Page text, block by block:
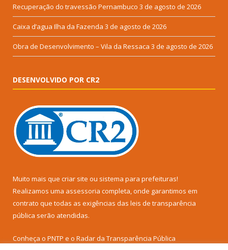
Recuperação do travessão Pernambuco 3 de agosto de 2026
Caixa d’agua Ilha da Fazenda 3 de agosto de 2026
Obra de Desenvolvimento – Vila da Ressaca 3 de agosto de 2026
DESENVOLVIDO POR CR2
Muito mais que criar site ou sistema para prefeituras!
Realizamos uma assessoria completa, onde garantimos em
contrato que todas as exigências das leis de transparência
pública serão atendidas.
Conheça o PNTP e o Radar da Transparência Pública